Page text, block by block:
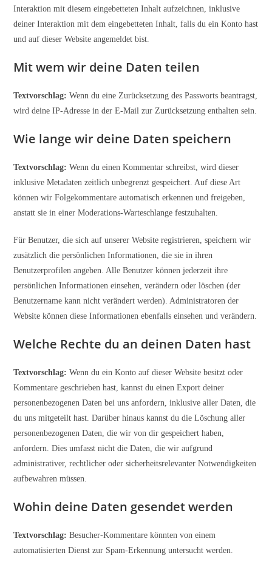
Interaktion mit diesem eingebetteten Inhalt aufzeichnen, inklusive
deiner Interaktion mit dem eingebetteten Inhalt, falls du ein Konto hast
und auf dieser Website angemeldet bist.
Mit wem wir deine Daten teilen
Textvorschlag:Wenn du eine Zurücksetzung des Passworts beantragst,
wird deine IP-Adresse in der E-Mail zur Zurücksetzung enthalten sein.
Wie lange wir deine Daten speichern
Textvorschlag:Wenn du einen Kommentar schreibst, wird dieser
inklusive Metadaten zeitlich unbegrenzt gespeichert. Auf diese Art
können wir Folgekommentare automatisch erkennen und freigeben,
anstatt sie in einer Moderations-Warteschlange festzuhalten.
Für Benutzer, die sich auf unserer Website registrieren, speichern wir
zusätzlich die persönlichen Informationen, die sie in ihren
Benutzerprofilen angeben. Alle Benutzer können jederzeit ihre
persönlichen Informationen einsehen, verändern oder löschen (der
Benutzername kann nicht verändert werden). Administratoren der
Website können diese Informationen ebenfalls einsehen und verändern.
Welche Rechte du an deinen Daten hast
Textvorschlag:Wenn du ein Konto auf dieser Website besitzt oder
Kommentare geschrieben hast, kannst du einen Export deiner
personenbezogenen Daten bei uns anfordern, inklusive aller Daten, die
du uns mitgeteilt hast. Darüber hinaus kannst du die Löschung aller
personenbezogenen Daten, die wir von dir gespeichert haben,
anfordern. Dies umfasst nicht die Daten, die wir aufgrund
administrativer, rechtlicher oder sicherheitsrelevanter Notwendigkeiten
aufbewahren müssen.
Wohin deine Daten gesendet werden
Textvorschlag:Besucher-Kommentare könnten von einem
automatisierten Dienst zur Spam-Erkennung untersucht werden.